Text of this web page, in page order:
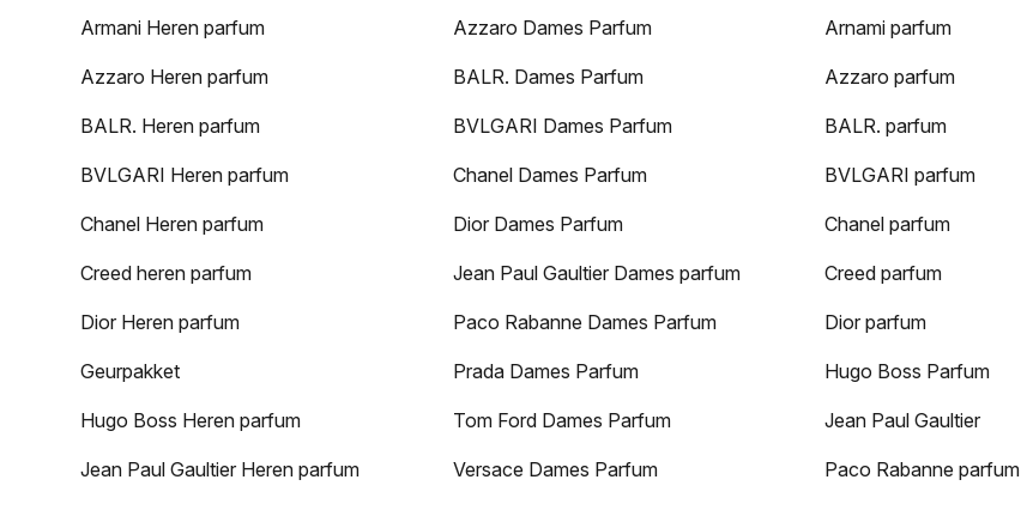
Armani Heren parfum
Azzaro Heren parfum
BALR. Heren parfum
BVLGARI Heren parfum
Chanel Heren parfum
Creed heren parfum
Dior Heren parfum
Geurpakket
Hugo Boss Heren parfum
Jean Paul Gaultier Heren parfum
Azzaro Dames Parfum
BALR. Dames Parfum
BVLGARI Dames Parfum
Chanel Dames Parfum
Dior Dames Parfum
Jean Paul Gaultier Dames parfum
Paco Rabanne Dames Parfum
Prada Dames Parfum
Tom Ford Dames Parfum
Versace Dames Parfum
Arnami parfum
Azzaro parfum
BALR. parfum
BVLGARI parfum
Chanel parfum
Creed parfum
Dior parfum
Hugo Boss Parfum
Jean Paul Gaultier
Paco Rabanne parfum